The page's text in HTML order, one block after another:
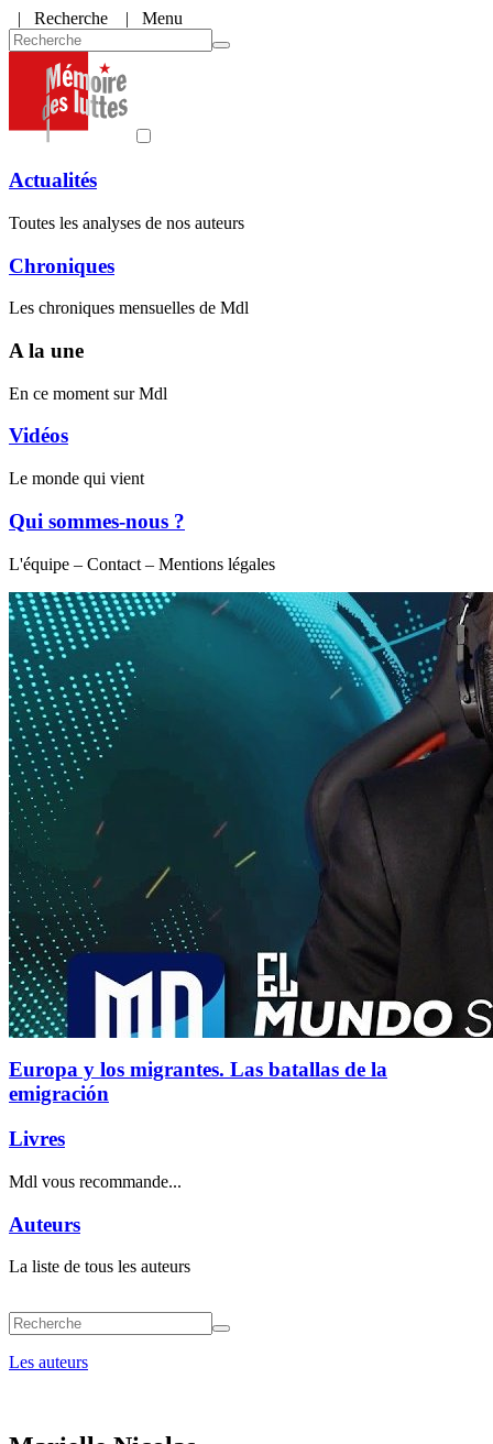
| Recherche | Menu
Actualités
Toutes les analyses de nos auteurs
Chroniques
Les chroniques mensuelles de Mdl
A la une
En ce moment sur Mdl
Vidéos
Le monde qui vient
Qui sommes-nous ?
L'équipe – Contact – Mentions légales
Europa y los migrantes. Las batallas de la
emigración
Livres
Mdl vous recommande...
Auteurs
La liste de tous les auteurs
Les auteurs